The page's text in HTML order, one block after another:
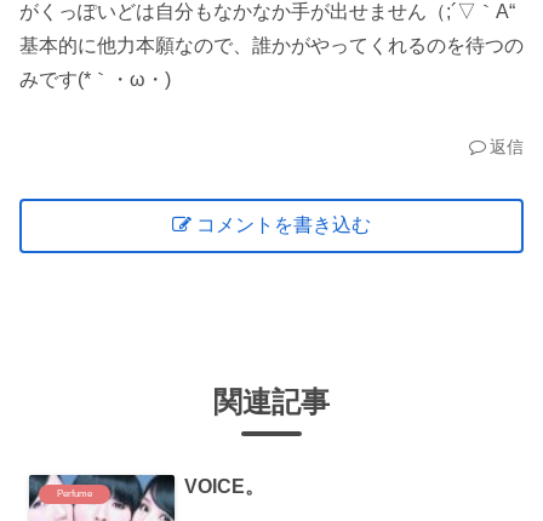
関連記事
Perfume VOICE。
がくっぽいどは自分もなかなか手が出せません（;´▽｀A“
基本的に他力本願なので、誰かがやってくれるのを待つの
みです(*｀・ω・)ゞ
返信
コメントを書き込む